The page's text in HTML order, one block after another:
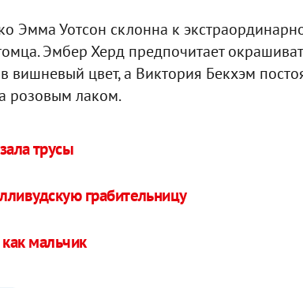
Эмма Уотсон склонна к
Эмбер Херд предпочитает
вишневый цвет, а Виктория Бекхэм
розовым лаком.
трусы
грабительницу
мальчик